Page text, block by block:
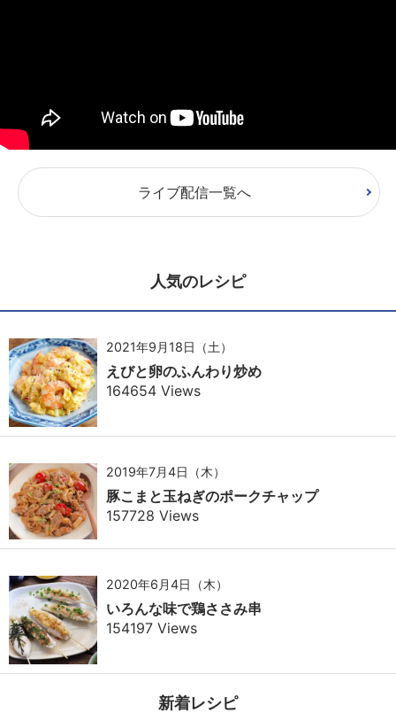
ライブ配信一覧へ
人気のレシピ
2021年9月18日（土）
えびと卵のふんわり炒め
164654 Views
2019年7月4日（木）
豚こまと玉ねぎのポークチャップ
157728 Views
2020年6月4日（木）
いろんな味で鶏ささみ串
154197 Views
新着レシピ